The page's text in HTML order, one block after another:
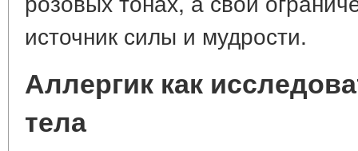
источник силы и мудрости.
Аллергик как
тела